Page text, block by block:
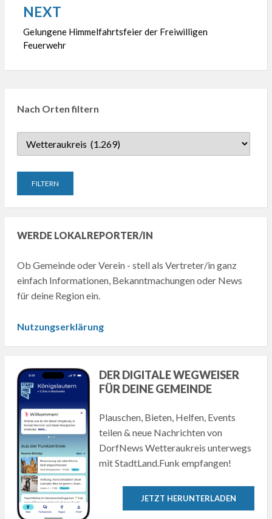
NEXT
Gelungene Himmelfahrtsfeier der Freiwilligen
Feuerwehr
Nach Orten filtern
WERDE LOKALREPORTER/IN
Ob Gemeinde oder Verein - stell als Vertreter/in ganz
einfach Informationen, Bekanntmachungen oder News
für deine Region ein.
Nutzungserklärung
DER DIGITALE WEGWEISER
FÜR DEINE GEMEINDE
Plauschen, Bieten, Helfen, Events
teilen & neue Nachrichten von
DorfNews Wetteraukreis unterwegs
mit StadtLand.Funk empfangen!
JETZT HERUNTERLADEN